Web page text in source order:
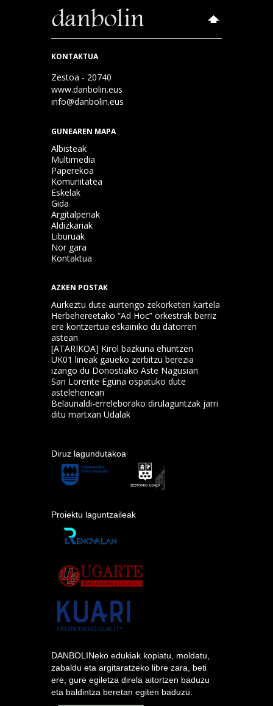
KONTAKTUA
Zestoa - 20740
www.danbolin.eus
info@danbolin.eus
GUNEAREN MAPA
Albisteak
Multimedia
Paperekoa
Komunitatea
Eskelak
Gida
Argitalpenak
Aldizkariak
Liburuak
Nor gara
Kontaktua
AZKEN POSTAK
Aurkeztu dute aurtengo zekorketen kartela
Herbehereetako “Ad Hoc” orkestrak berriz
ere kontzertua eskainiko du datorren
astean
[ATARIKOA] Kirol bazkuna ehuntzen
UK01 lineak gaueko zerbitzu berezia
izango du Donostiako Aste Nagusian
San Lorente Eguna ospatuko dute
astelehenean
Belaunaldi-erreleborako dirulaguntzak jarri
ditu martxan Udalak
Diruz lagundutakoa
Proiektu laguntzaileak
DANBOLINeko edukiak kopiatu, moldatu,
zabaldu eta argitaratzeko libre zara, beti
ere, gure egiletza direla aitortzen baduzu
eta baldintza beretan egiten baduzu.